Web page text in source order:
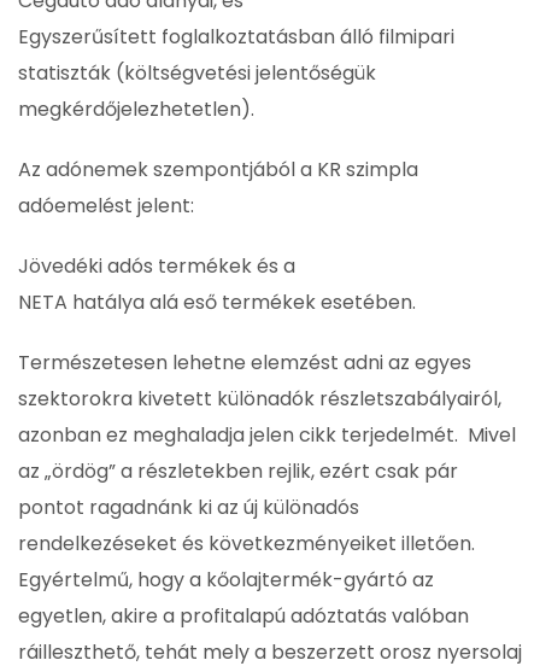
Egyszerűsített foglalkoztatásban álló filmipari
statiszták (költségvetési jelentőségük
megkérdőjelezhetetlen).
Az adónemek szempontjából a KR szimpla
adóemelést jelent:
Jövedéki adós termékek és a
NETA hatálya alá eső termékek esetében.
Természetesen lehetne elemzést adni az egyes
szektorokra kivetett különadók részletszabályairól,
azonban ez meghaladja jelen cikk terjedelmét. Mivel
az „ördög” a részletekben rejlik, ezért csak pár
pontot ragadnánk ki az új különadós
rendelkezéseket és következményeiket illetően.
Egyértelmű, hogy a kőolajtermék-gyártó az
egyetlen, akire a profitalapú adóztatás valóban
ráilleszthető, tehát mely a beszerzett orosz nyersolaj